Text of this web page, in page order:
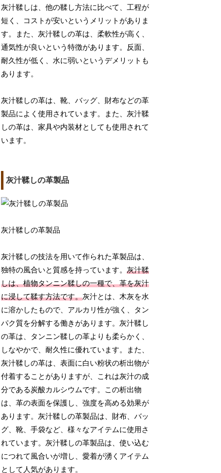
灰汁鞣しは、他の鞣し方法に比べて、工程が
短く、コストが安いというメリットがありま
す。また、灰汁鞣しの革は、柔軟性が高く、
通気性が良いという特徴があります。反面、
耐久性が低く、水に弱いというデメリットも
あります。
灰汁鞣しの革は、靴、バッグ、財布などの革
製品によく使用されています。また、灰汁鞣
しの革は、家具や内装材としても使用されて
います。
灰汁鞣しの革製品
灰汁鞣しの革製品
灰汁鞣しの技法を用いて作られた革製品は、
独特の風合いと質感を持っています。灰汁鞣
しは、植物タンニン鞣しの一種で、革を灰汁
に浸して鞣す方法です。灰汁とは、木灰を水
に溶かしたもので、アルカリ性が強く、タン
パク質を分解する働きがあります。灰汁鞣し
の革は、タンニン鞣しの革よりも柔らかく、
しなやかで、耐久性に優れています。また、
灰汁鞣しの革は、表面に白い粉状の析出物が
付着することがありますが、これは灰汁の成
分である炭酸カルシウムです。この析出物
は、革の表面を保護し、強度を高める効果が
あります。灰汁鞣しの革製品は、財布、バッ
グ、靴、手袋など、様々なアイテムに使用さ
れています。灰汁鞣しの革製品は、使い込む
につれて風合いが増し、愛着が湧くアイテム
として人気があります。